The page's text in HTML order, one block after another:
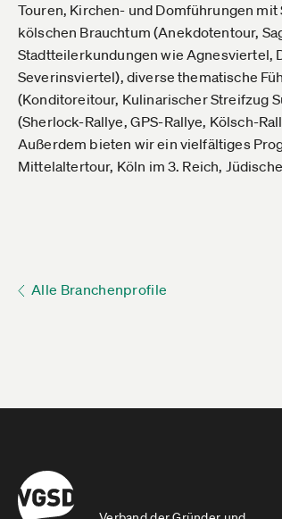
Touren, Kirchen- und Domführungen
kölschen Brauchtum (Anekdotentour,
Stadtteilerkundungen wie Agnesviertel,
Severinsviertel), diverse thematische
(Konditoreitour, Kulinarischer Streifzug
(Sherlock-Rallye, GPS-Rallye, Kölsch-
Außerdem bieten wir ein vielfältiges
Mittelaltertour, Köln im 3. Reich,
Alle Branchenprofile